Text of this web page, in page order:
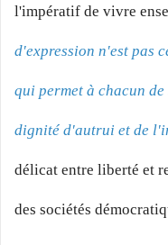
l'impératif de vivre
d'expression n'est pas
qui permet à chacun
dignité d'autrui et de
délicat entre liberté et
des sociétés